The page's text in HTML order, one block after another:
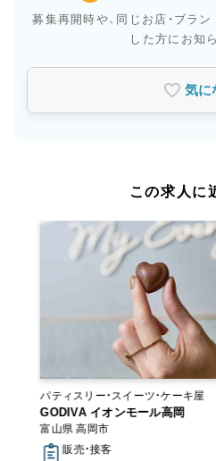
募集再開時や、同じお店・ブラ
した方にお知
気に
この求人に
パティスリー・スイーツ・ケーキ屋
GODIVA イオンモール高岡
富山県 高岡市
販売・接客